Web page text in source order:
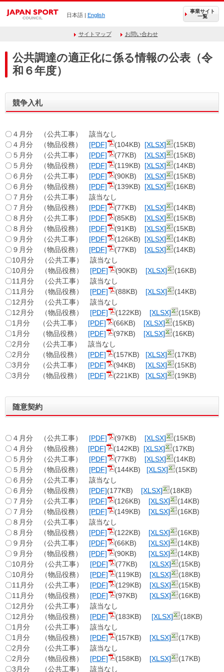
日本語 | English
事業サイト
一覧
サイトマップ お問い合わせ
公共調達の適正化に係る情報の公表（令
和６年度）
競争入札
〇４月分 （公共工事） 該当なし
〇４月分 （物品役務） [PDF] (104KB) [XLSX]
(15KB)
〇５月分 （公共工事） [PDF] (77KB) [XLSX]
(15KB)
〇５月分 （物品役務） [PDF] (119KB) [XLSX]
(14KB)
〇６月分 （公共工事） [PDF] (90KB) [XLSX]
(15KB)
〇６月分 （物品役務） [PDF] (139KB) [XLSX]
(16KB)
〇７月分 （公共工事） 該当なし
〇７月分 （物品役務） [PDF] (77KB) [XLSX]
(14KB)
〇８月分 （公共工事） [PDF] (85KB) [XLSX]
(15KB)
〇８月分 （物品役務） [PDF] (91KB) [XLSX]
(15KB)
〇９月分 （公共工事） [PDF] (126KB) [XLSX]
(14KB)
〇９月分 （物品役務） [PDF] (77KB) [XLSX]
(14KB)
〇10月分 （公共工事） 該当なし
〇10月分 （物品役務） [PDF] (90KB) [XLSX]
(16KB)
〇11月分 （公共工事） 該当なし
〇11月分 （物品役務） [PDF] (88KB) [XLSX]
(14KB)
〇12月分 （公共工事） 該当なし
〇12月分 （物品役務） [PDF] (122KB) [XLSX]
(15KB)
〇1月分 （公共工事） [PDF] (66KB) [XLSX]
(15KB)
〇1月分 （物品役務） [PDF] (97KB) [XLSX]
(16KB)
〇2月分 （公共工事） 該当なし
〇2月分 （物品役務） [PDF] (157KB) [XLSX]
(17KB)
〇3月分 （公共工事） [PDF] (94KB) [XLSX]
(15KB)
〇3月分 （物品役務） [PDF] (221KB) [XLSX] (19KB)
随意契約
〇４月分 （公共工事） [PDF] (97KB) [XLSX]
(15KB)
〇４月分 （物品役務） [PDF] (142KB) [XLSX]
(17KB)
〇５月分 （公共工事） [PDF] (77KB) [XLSX]
(14KB)
〇５月分 （物品役務） [PDF] (144KB) [XLSX]
(15KB)
〇６月分 （公共工事） 該当なし
〇６月分 （物品役務） [PDF](177KB) [XLSX]
(18KB)
〇７月分 （公共工事） [PDF] (126KB) [XLSX]
(14KB)
〇７月分 （物品役務） [PDF] (149KB) [XLSX]
(16KB)
〇８月分 （公共工事） 該当なし
〇８月分 （物品役務） [PDF] (122KB) [XLSX]
(16KB)
〇９月分 （公共工事） [PDF] (66KB) [XLSX]
(14KB)
〇９月分 （物品役務） [PDF] (90KB) [XLSX]
(14KB)
〇10月分 （公共工事） [PDF] (77KB) [XLSX]
(15KB)
〇10月分 （物品役務） [PDF] (119KB) [XLSX]
(18KB)
〇11月分 （公共工事） [PDF] (129KB) [XLSX]
(15KB)
〇11月分 （物品役務） [PDF] (97KB) [XLSX]
(16KB)
〇12月分 （公共工事） 該当なし
〇12月分 （物品役務） [PDF] (183KB) [XLSX]
(18KB)
〇1月分 （公共工事） 該当なし
〇1月分 （物品役務） [PDF] (157KB) [XLSX]
(17KB)
〇2月分 （公共工事） 該当なし
〇2月分 （物品役務） [PDF] (158KB) [XLSX]
(17KB)
〇3月分 （公共工事） 該当なし